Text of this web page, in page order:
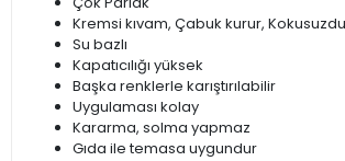
Kremsi kıvam, Çabuk kurur,
Su bazlı
Kapatıcılığı yüksek
Başka renklerle karıştırılabilir
Uygulaması kolay
Kararma, solma yapmaz
Gıda ile temasa uygundur